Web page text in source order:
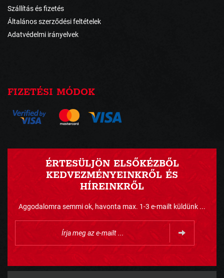
Szállítás és fizetés
Általános szerződési feltételek
Adatvédelmi irányelvek
FIZETÉSI MÓDOK
ÉRTESÜLJÖN ELSŐKÉZBŐL
KEDVEZMÉNYEINKRŐL ÉS
HÍREINKRŐL
Aggodalomra semmi ok, havonta max. 1-3 e-mailt küldünk ...